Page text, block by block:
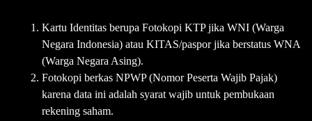
Kartu Identitas berupa Fotokopi KTP jika WNI (Warga
Negara Indonesia) atau KITAS/paspor jika berstatus WNA
(Warga Negara Asing).
Fotokopi berkas NPWP (Nomor Peserta Wajib Pajak)
karena data ini adalah syarat wajib untuk pembukaan
rekening saham.